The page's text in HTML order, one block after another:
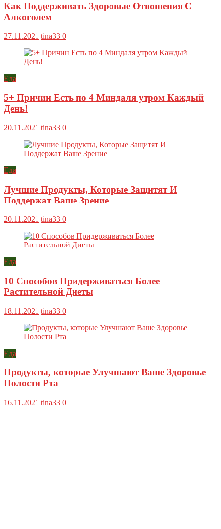
Как Поддерживать Здоровые Отношения С
Алкоголем
27.11.2021 tina33 0
Еда
5+ Причин Есть по 4 Миндаля утром Каждый
День!
20.11.2021 tina33 0
Еда
Лучшие Продукты, Которые Защитят И
Поддержат Ваше Зрение
20.11.2021 tina33 0
Еда
10 Способов Придерживаться Более
Растительной Диеты
18.11.2021 tina33 0
Еда
Продукты, которые Улучшают Ваше Здоровье
Полости Рта
16.11.2021 tina33 0